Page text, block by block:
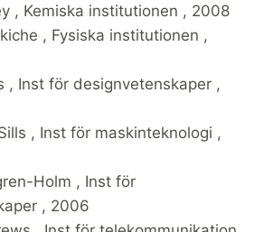
, Kemiska institutionen , 2008
, Fysiska institutionen ,
, Inst för designvetenskaper ,
, Inst för maskinteknologi ,
Holm , Inst för
, 2006